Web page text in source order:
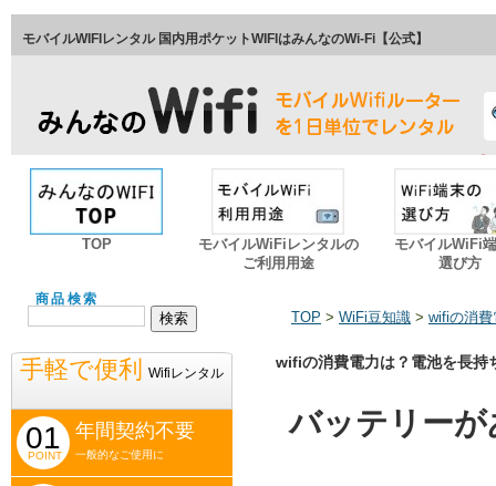
モバイルWIFIレンタル 国内用ポケットWIFIはみんなのWi-Fi【公式】
TOP
モバイルWiFiレンタルの
ご利用用途
モバイルWiFi
選び方
商品検索
手軽で便利 Wifiレンタル
01
POINT
年間契約不要
一般的なご使用に
TOP > WiFi豆知識 > wifiの消
wifiの消費電力は？電池を長持
バッテリー